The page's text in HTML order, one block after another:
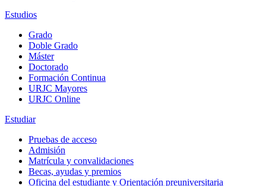
Estudios
Grado
Doble Grado
Máster
Doctorado
Formación Continua
URJC Mayores
URJC Online
Estudiar
Pruebas de acceso
Admisión
Matrícula y convalidaciones
Becas, ayudas y premios
Oficina del estudiante y Orientación preuniversitaria